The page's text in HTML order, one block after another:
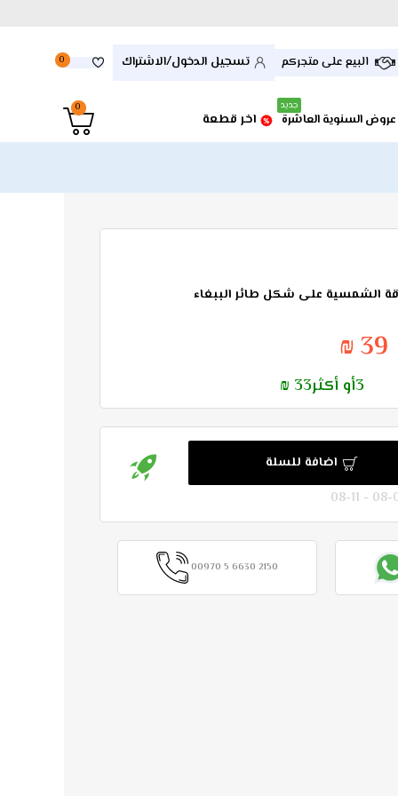
تسجيل الدخول/الاشتراك 0 البيع على متجركم
عروض السنوية العاشرة
جديد
اخر قطعة
0
الشمسية على شكل طائر الببغاء
39 ₪
3أو أكثر33 ₪
اضافة للسلة
00970 5 6630 2150